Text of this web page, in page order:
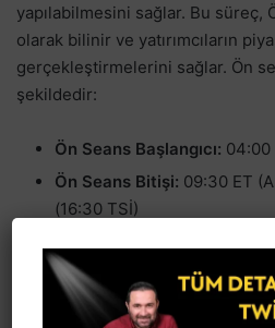
yapılabilmesini sağlar. Bu süreç,
olarak bilinir ve yatırımcıların
gerçekleştirmelerini sağlar. Ön
şekildedir:
Ön Seans Başlangıcı: 04:00
Ön Seans Bitişi: 09:30 ET
(16:30 TSİ)
Ön seans, yatırımcılara daha
zamanda daha volatil işlemler
saatlerde yapılan işlemler